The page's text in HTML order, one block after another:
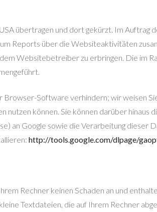
übertragen und dort gekürzt. Im
Reports über die Websiteaktivitäten
Websitebetreiber zu erbringen. Die im
Software verhindern; wir weisen
können. Sie können darüber hinaus
an Google sowie die Verarbeitung dieser
http://tools.google.com/dlpage/
Rechner keinen Schaden an und
Textdateien, die auf Ihrem Rechner